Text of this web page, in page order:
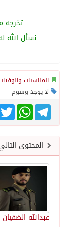
تخرجه
نسأل الله
المناسبات
لا يوجد وسوم
WhatsAppTelegram
المحتوى التالي
عبدالله الضفيان